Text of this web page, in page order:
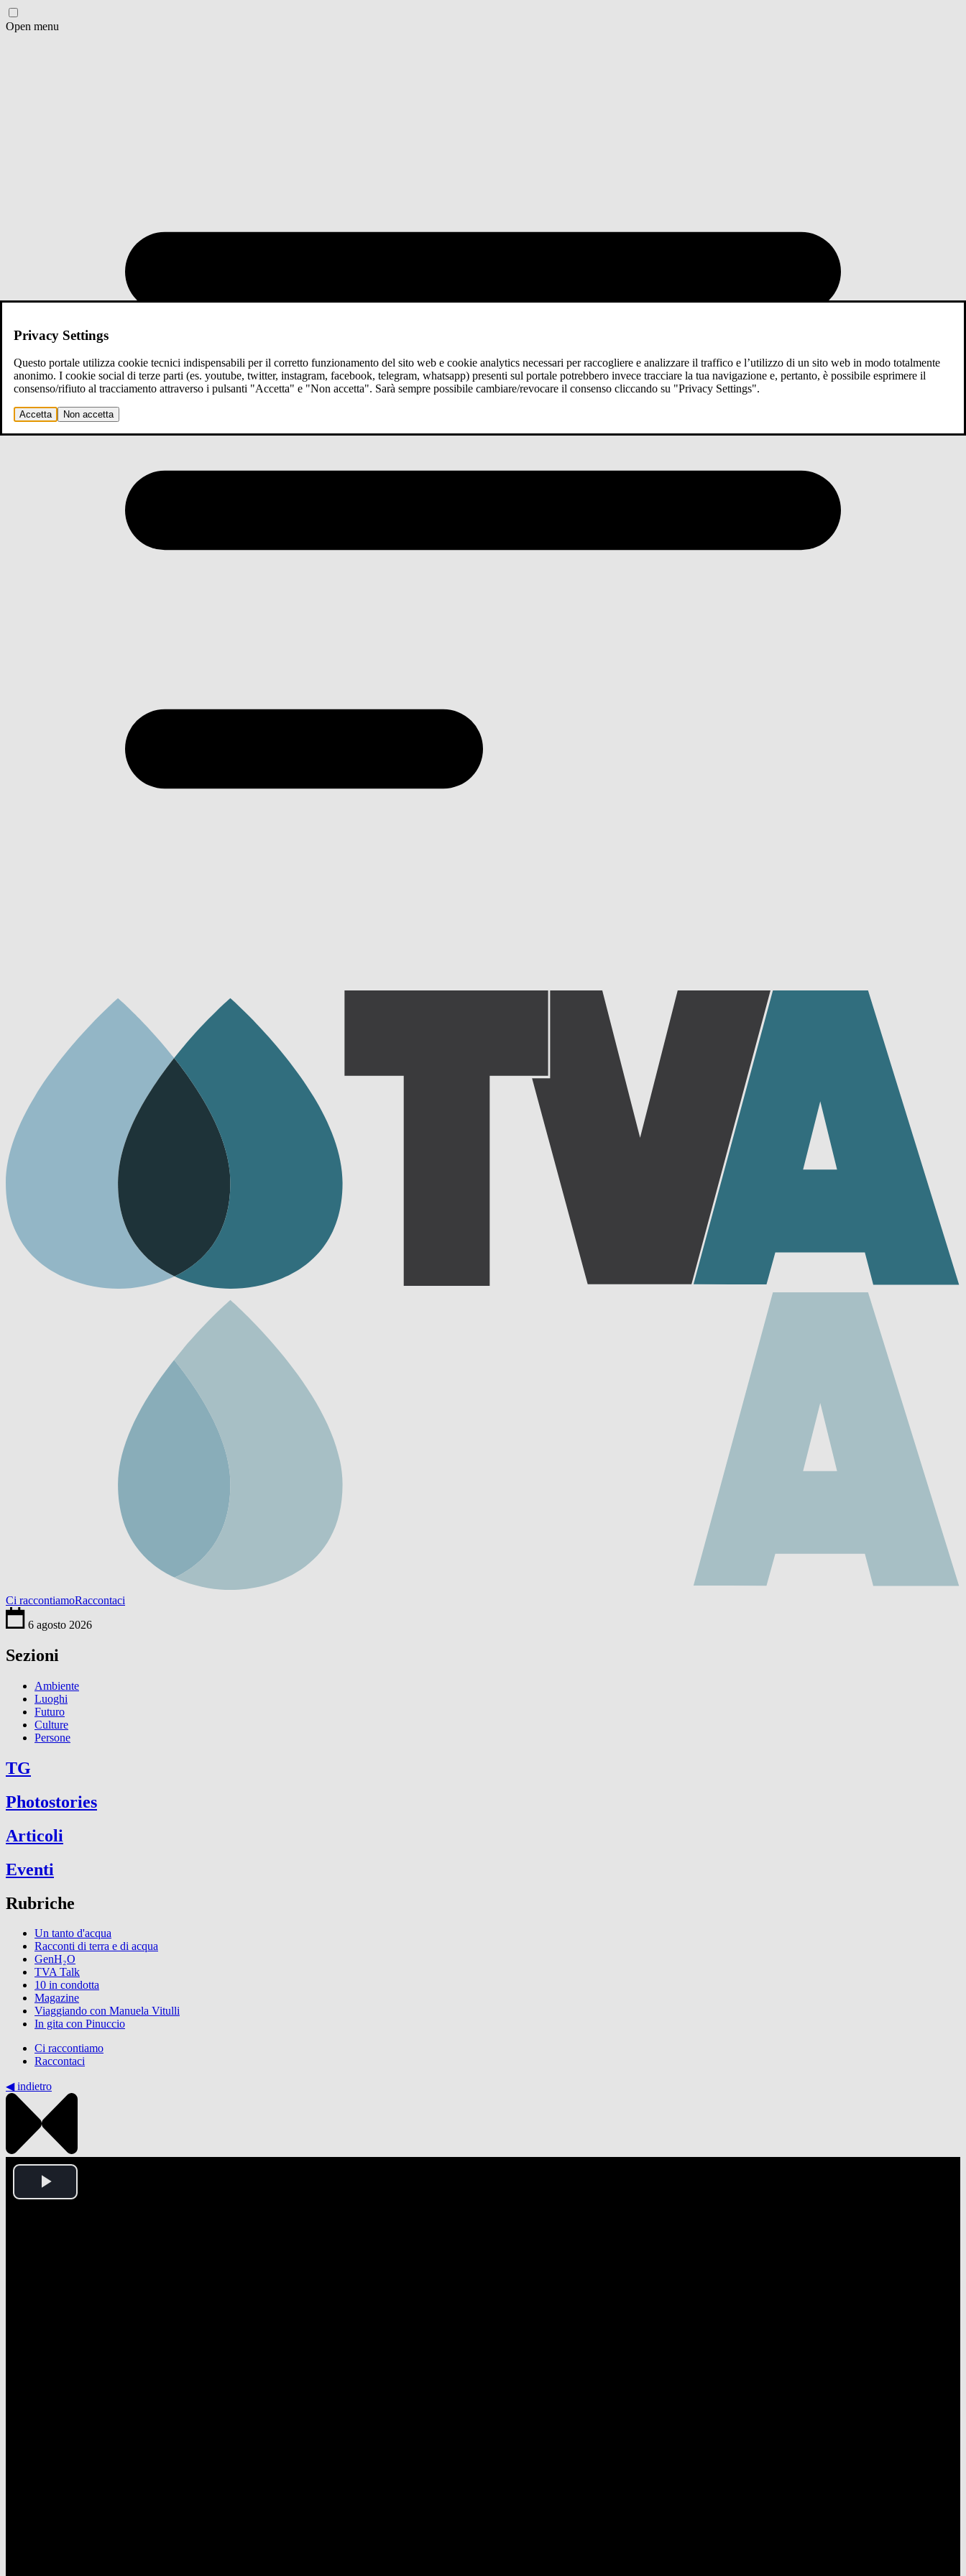
Open menu
Ci raccontiamoRaccontaci
6 agosto 2026
Sezioni
Ambiente
Luoghi
Futuro
Culture
Persone
TG
Photostories
Articoli
Eventi
Rubriche
Un tanto d'acqua
Racconti di terra e di acqua
GenH₂O
TVA Talk
10 in condotta
Magazine
Viaggiando con Manuela Vitulli
In gita con Pinuccio
Ci raccontiamo
Raccontaci
◀︎ indietro
Play
Privacy Settings
Questo portale utilizza cookie tecnici indispensabili per il corretto funzionamento del sito web e cookie analytics necessari per raccogliere e analizzare il traffico e l’utilizzo di un sito web in modo totalmente
anonimo. I cookie social di terze parti (es. youtube, twitter, instagram, facebook, telegram, whatsapp) presenti sul portale potrebbero invece tracciare la tua navigazione e, pertanto, è possibile esprimere il
consenso/rifiuto al tracciamento attraverso i pulsanti "Accetta" e "Non accetta". Sarà sempre possibile cambiare/revocare il consenso cliccando su "Privacy Settings".
Accetta Non accetta